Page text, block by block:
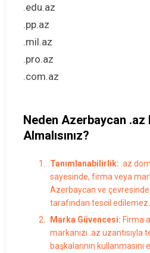
.edu.az
.pp.az
.mil.az
.pro.az
.com.az
Neden Azerbaycan .az
Almalısınız?
Tanımlanabilirlik: .az
sayesinde, firma veya
Azerbaycan ve çevresinde
tarafından tescil edilemez.
Marka Güvencesi: Firma
markanızı .az uzantısıyla
başkalarının